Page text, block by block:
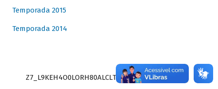
Temporada 2015
Temporada 2014
Z7_L9KEH4O0LORH80ALCLTPF80S27